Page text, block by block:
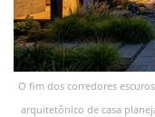
O fim dos corredores
arquitetônico de casa